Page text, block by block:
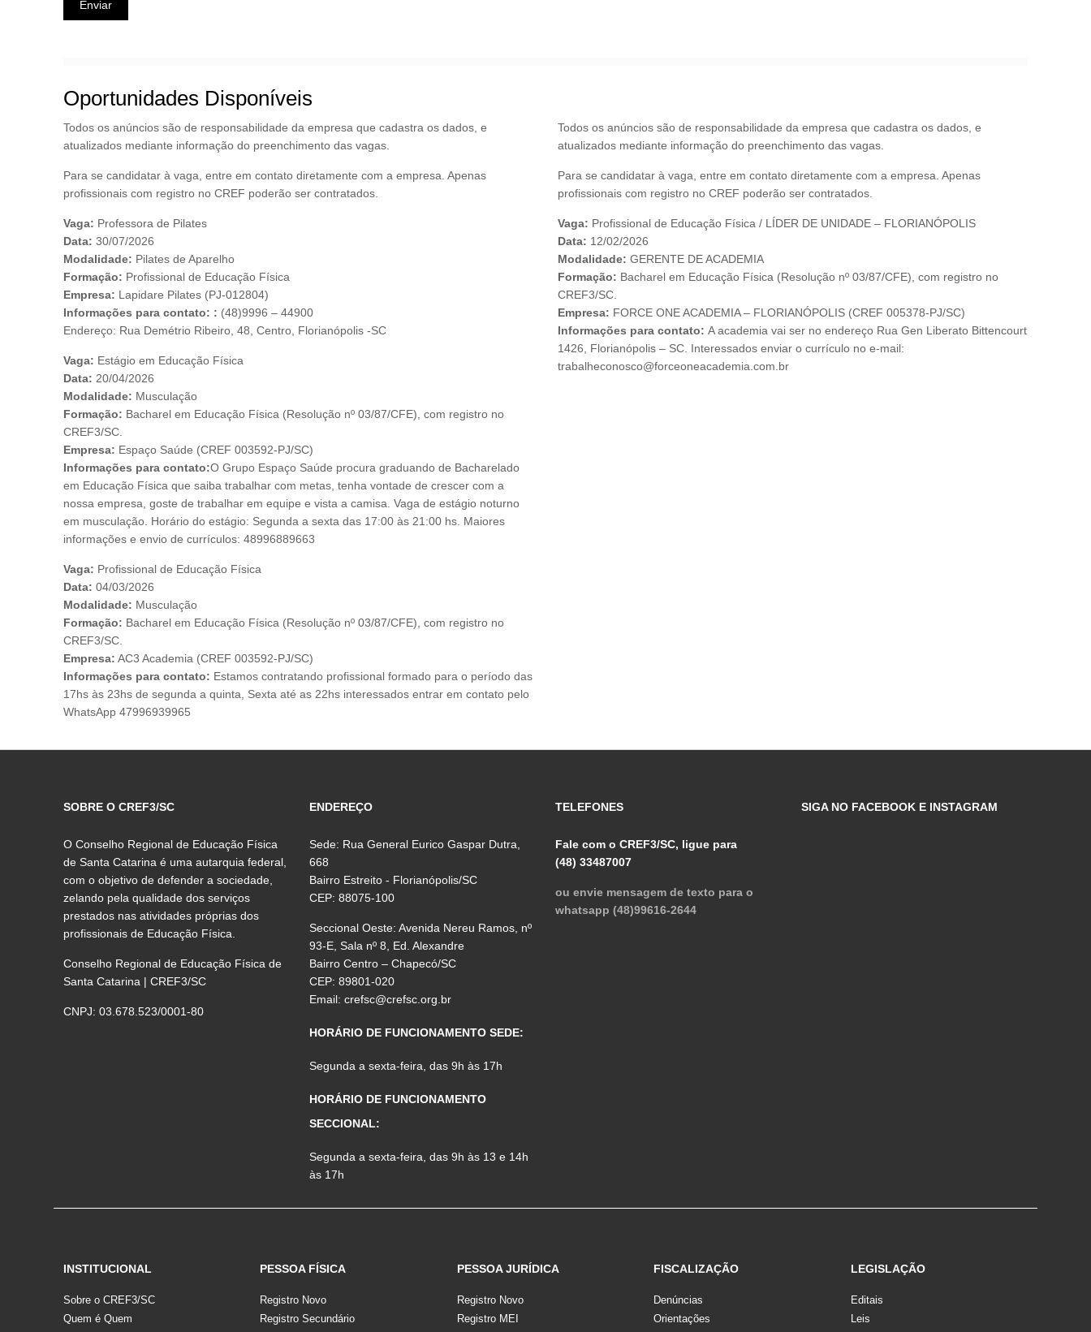
Oportunidades Disponíveis
Todos os anúncios são de responsabilidade da empresa que cadastra os dados, e
atualizados mediante informação do preenchimento das vagas.
Para se candidatar à vaga, entre em contato diretamente com a empresa. Apenas
profissionais com registro no CREF poderão ser contratados.
Vaga: Professora de Pilates
Data: 30/07/2026
Modalidade: Pilates de Aparelho
Formação: Profissional de Educação Física
Empresa: Lapidare Pilates (PJ-012804)
Informações para contato: : (48)9996 – 44900
Endereço: Rua Demétrio Ribeiro, 48, Centro, Florianópolis -SC
Vaga: Estágio em Educação Física
Data: 20/04/2026
Modalidade: Musculação
Formação: Bacharel em Educação Física (Resolução nº 03/87/CFE), com registro no
CREF3/SC.
Empresa: Espaço Saúde (CREF 003592-PJ/SC)
Informações para contato:O Grupo Espaço Saúde procura graduando de Bacharelado
em Educação Física que saiba trabalhar com metas, tenha vontade de crescer com a
nossa empresa, goste de trabalhar em equipe e vista a camisa. Vaga de estágio noturno
em musculação. Horário do estágio: Segunda a sexta das 17:00 às 21:00 hs. Maiores
informações e envio de currículos: 48996889663
Vaga: Profissional de Educação Física
Data: 04/03/2026
Modalidade: Musculação
Formação: Bacharel em Educação Física (Resolução nº 03/87/CFE), com registro no
CREF3/SC.
Empresa: AC3 Academia (CREF 003592-PJ/SC)
Informações para contato: Estamos contratando profissional formado para o período das
17hs às 23hs de segunda a quinta, Sexta até as 22hs interessados entrar em contato pelo
WhatsApp 47996939965
Todos os anúncios são de responsabilidade da empresa que cadastra os dados, e
atualizados mediante informação do preenchimento das vagas.
Para se candidatar à vaga, entre em contato diretamente com a empresa. Apenas
profissionais com registro no CREF poderão ser contratados.
Vaga: Profissional de Educação Física / LÍDER DE UNIDADE – FLORIANÓPOLIS
Data: 12/02/2026
Modalidade: GERENTE DE ACADEMIA
Formação: Bacharel em Educação Física (Resolução nº 03/87/CFE), com registro no
CREF3/SC.
Empresa: FORCE ONE ACADEMIA – FLORIANÓPOLIS (CREF 005378-PJ/SC)
Informações para contato: A academia vai ser no endereço Rua Gen Liberato Bittencourt
1426, Florianópolis – SC. Interessados enviar o currículo no e-mail:
trabalheconosco@forceoneacademia.com.br
SOBRE O CREF3/SC
O Conselho Regional de Educação Física
de Santa Catarina é uma autarquia federal,
com o objetivo de defender a sociedade,
zelando pela qualidade dos serviços
prestados nas atividades próprias dos
profissionais de Educação Física.
Conselho Regional de Educação Física de
Santa Catarina | CREF3/SC
CNPJ: 03.678.523/0001-80
ENDEREÇO
Sede: Rua General Eurico Gaspar Dutra,
668
Bairro Estreito - Florianópolis/SC
CEP: 88075-100
Seccional Oeste: Avenida Nereu Ramos, nº
93-E, Sala nº 8, Ed. Alexandre
Bairro Centro – Chapecó/SC
CEP: 89801-020
Email:crefsc@crefsc.org.br
HORÁRIO DE FUNCIONAMENTO SEDE:
Segunda a sexta-feira, das 9h às 17h
HORÁRIO DE FUNCIONAMENTO
SECCIONAL:
Segunda a sexta-feira, das 9h às 13 e 14h
às 17h
TELEFONES
Fale com o CREF3/SC, ligue para
(48) 33487007
ou envie mensagem de texto para o
whatsapp (48)99616-2644
SIGA NO FACEBOOK E INSTAGRAM
INSTITUCIONAL
Sobre o CREF3/SC
Quem é Quem
PESSOA FÍSICA
Registro Novo
Registro Secundário
PESSOA JURÍDICA
Registro Novo
Registro MEI
FISCALIZAÇÃO
Denúncias
Orientações
LEGISLAÇÃO
Editais
Leis